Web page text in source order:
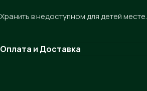
Хранить в недоступном для детей месте.
Оплата и Доставка